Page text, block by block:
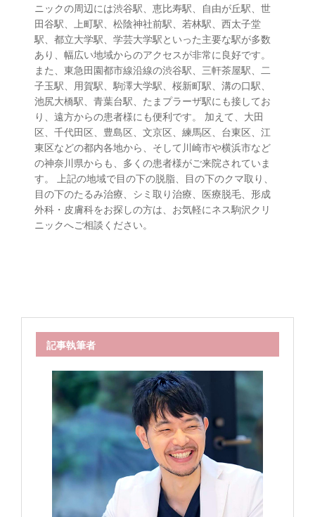
ニックの周辺には渋谷駅、恵比寿駅、自由が丘駅、世
田谷駅、上町駅、松陰神社前駅、若林駅、西太子堂
駅、都立大学駅、学芸大学駅といった主要な駅が多数
あり、幅広い地域からのアクセスが非常に良好です。
また、東急田園都市線沿線の渋谷駅、三軒茶屋駅、二
子玉駅、用賀駅、駒澤大学駅、桜新町駅、溝の口駅、
池尻大橋駅、青葉台駅、たまプラーザ駅にも接してお
り、遠方からの患者様にも便利です。 加えて、大田
区、千代田区、豊島区、文京区、練馬区、台東区、江
東区などの都内各地から、そして川崎市や横浜市など
の神奈川県からも、多くの患者様がご来院されていま
す。 上記の地域で目の下の脱脂、目の下のクマ取り、
目の下のたるみ治療、シミ取り治療、医療脱毛、形成
外科・皮膚科をお探しの方は、お気軽にネス駒沢クリ
ニックへご相談ください。
記事執筆者